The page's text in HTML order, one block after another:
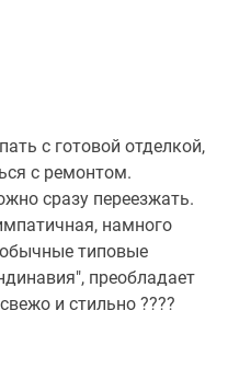
с готовой отделкой,
с ремонтом.
сразу переезжать.
намного
типовые
преобладает
и стильно ????